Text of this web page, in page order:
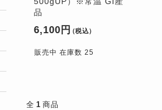
品
6,100円（税込）
販売中 在庫数 25
全 1 商品